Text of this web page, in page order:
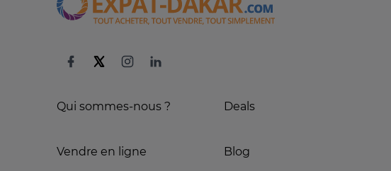
Qui sommes-nous ?
Vendre en ligne
Deals
Blog